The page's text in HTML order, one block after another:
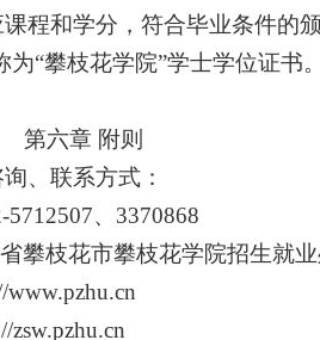
程和学分，符合毕业条件的
“攀枝花学院”学士学位证书
第六章 附则
、联系方式：
、3370868
攀枝花市攀枝花学院招生就
www.pzhu.cn
zsw.pzhu.cn